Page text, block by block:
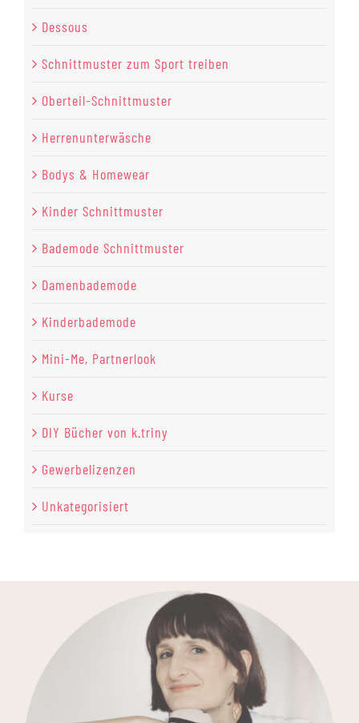
Dessous
Schnittmuster zum Sport treiben
Oberteil-Schnittmuster
Herrenunterwäsche
Bodys & Homewear
Kinder Schnittmuster
Bademode Schnittmuster
Damenbademode
Kinderbademode
Mini-Me, Partnerlook
Kurse
DIY Bücher von k.triny
Gewerbelizenzen
Unkategorisiert